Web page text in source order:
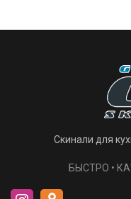
Скинали для
БЫСТРО •